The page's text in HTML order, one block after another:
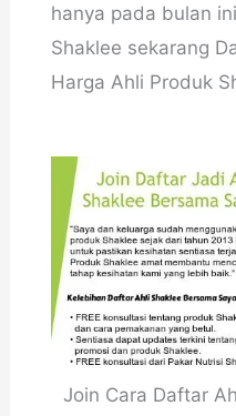
hanya pada bulan
Shaklee sekarang
Harga Ahli Produk
Join Cara Daftar